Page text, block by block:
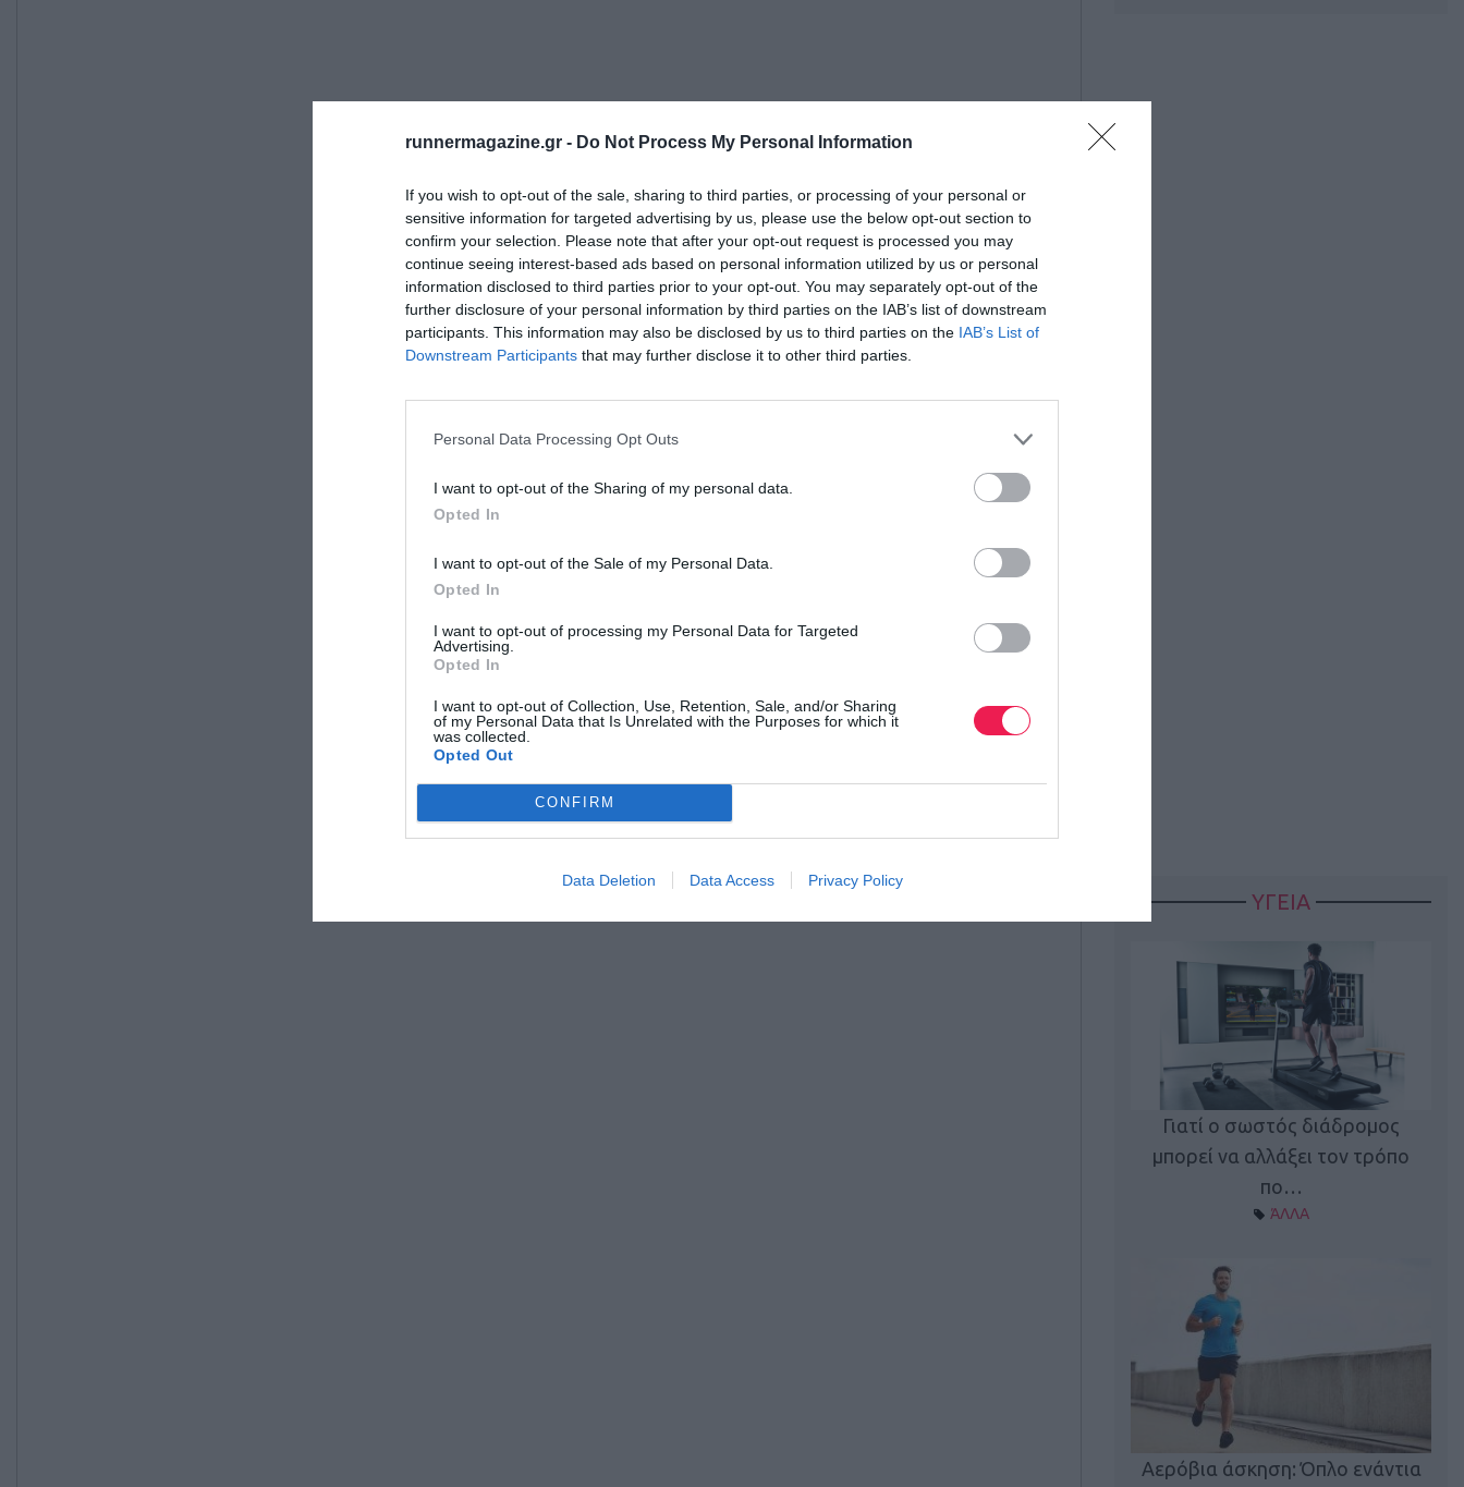
runnermagazine.gr - Do Not Process My Personal Information
If you wish to opt-out of the sale, sharing to third parties, or processing of your personal or
sensitive information for targeted advertising by us, please use the below opt-out section to
confirm your selection. Please note that after your opt-out request is processed you may
continue seeing interest-based ads based on personal information utilized by us or personal
information disclosed to third parties prior to your opt-out. You may separately opt-out of the
further disclosure of your personal information by third parties on the IAB’s list of downstream
participants. This information may also be disclosed by us to third parties on the IAB’s List of
Downstream Participants that may further disclose it to other third parties.
Personal Data Processing Opt Outs
I want to opt-out of the Sharing of my personal data.
Opted In
I want to opt-out of the Sale of my Personal Data.
Opted In
I want to opt-out of processing my Personal Data for Targeted
Advertising.
Opted In
I want to opt-out of Collection, Use, Retention, Sale, and/or Sharing
of my Personal Data that Is Unrelated with the Purposes for which it
was collected.
Opted Out
CONFIRM
Data Deletion Data Access Privacy Policy
ΥΓΕΙΑ
Γιατί ο σωστός διάδρομος
μπορεί να αλλάξει τον τρόπο
πο…
ΆΛΛΑ
Αερόβια άσκηση: Όπλο ενάντια